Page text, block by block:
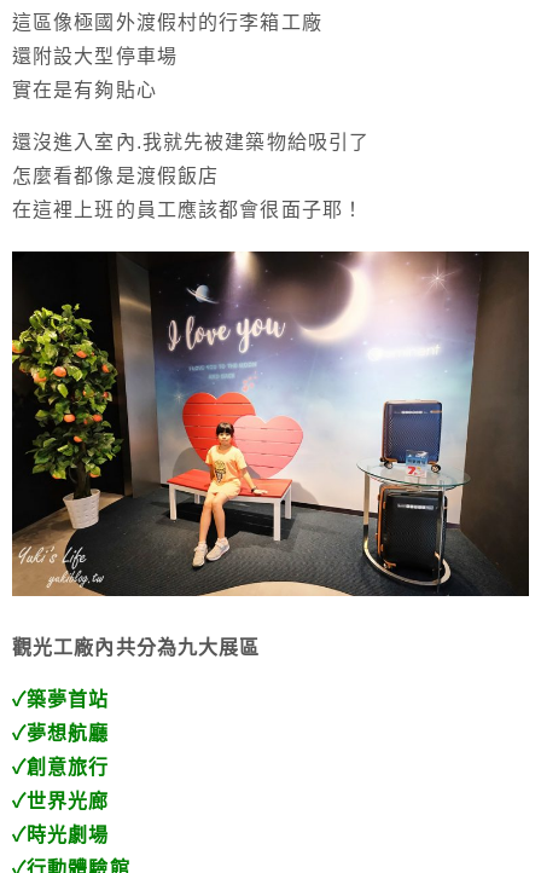
這區像極國外渡假村的行李箱工廠
還附設大型停車場
實在是有夠貼心
還沒進入室內.我就先被建築物給吸引了
怎麼看都像是渡假飯店
在這裡上班的員工應該都會很面子耶！
觀光工廠內共分為九大展區
✓築夢首站
✓夢想航廳
✓創意旅行
✓世界光廊
✓時光劇場